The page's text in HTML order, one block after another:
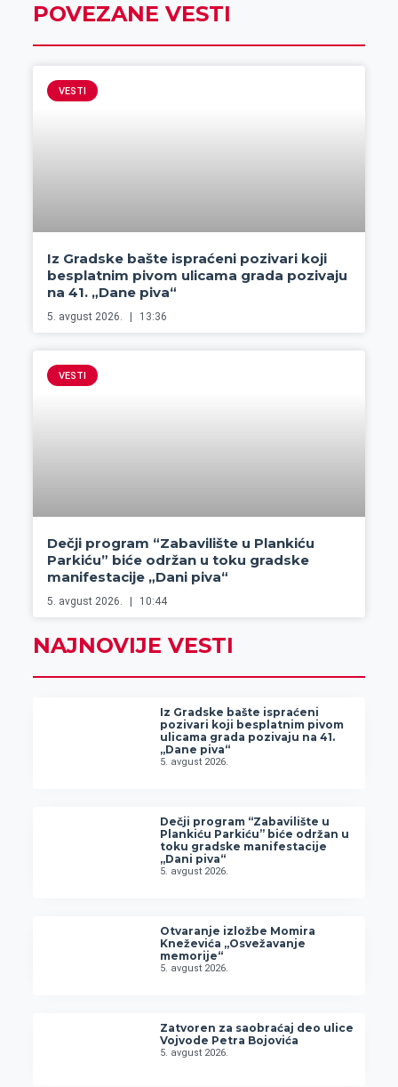
POVEZANE VESTI
VESTI
Iz Gradske bašte ispraćeni pozivari koji
besplatnim pivom ulicama grada pozivaju
na 41. „Dane piva“
5. avgust 2026. 13:36
VESTI
Dečji program “Zabavilište u Plankiću
Parkiću” biće održan u toku gradske
manifestacije „Dani piva“
5. avgust 2026. 10:44
NAJNOVIJE VESTI
Iz Gradske bašte ispraćeni
pozivari koji besplatnim pivom
ulicama grada pozivaju na 41.
„Dane piva“
5. avgust 2026.
Dečji program “Zabavilište u
Plankiću Parkiću” biće održan u
toku gradske manifestacije
„Dani piva“
5. avgust 2026.
Otvaranje izložbe Momira
Kneževića „Osvežavanje
memorije“
5. avgust 2026.
Zatvoren za saobraćaj deo ulice
Vojvode Petra Bojovića
5. avgust 2026.